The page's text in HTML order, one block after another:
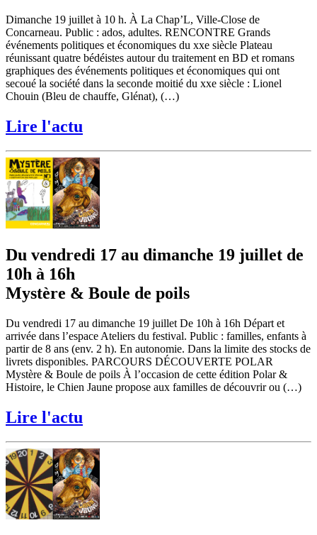
Dimanche 19 juillet à 10 h. À La Chap’L, Ville-Close de
Concarneau. Public : ados, adultes. RENCONTRE Grands
événements politiques et économiques du xxe siècle Plateau
réunissant quatre bédéistes autour du traitement en BD et romans
graphiques des événements politiques et économiques qui ont
secoué la société dans la seconde moitié du xxe siècle : Lionel
Chouin (Bleu de chauffe, Glénat), (…)
Lire l'actu
Du vendredi 17 au dimanche 19 juillet de
10h à 16h
Mystère & Boule de poils
Du vendredi 17 au dimanche 19 juillet De 10h à 16h Départ et
arrivée dans l’espace Ateliers du festival. Public : familles, enfants à
partir de 8 ans (env. 2 h). En autonomie. Dans la limite des stocks de
livrets disponibles. PARCOURS DÉCOUVERTE POLAR
Mystère & Boule de poils À l’occasion de cette édition Polar &
Histoire, le Chien Jaune propose aux familles de découvrir ou (…)
Lire l'actu